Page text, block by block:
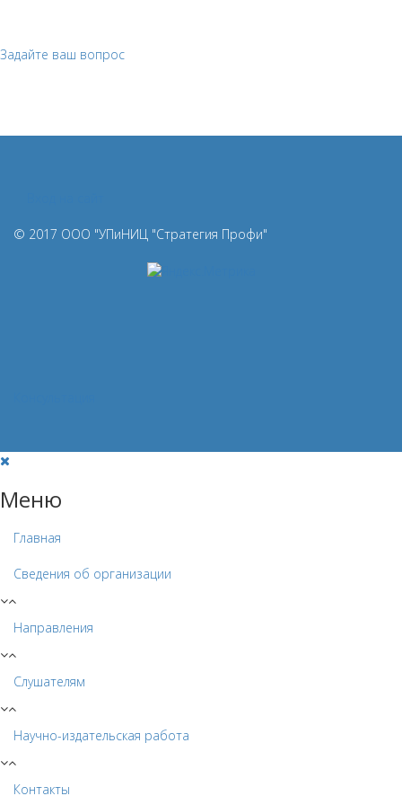
Задайте ваш вопрос
© 2017 ООО "УПиНИЦ "Стратегия Профи"
Меню
Главная
Сведения об организации
Направления
Слушателям
Научно-издательская работа
Контакты